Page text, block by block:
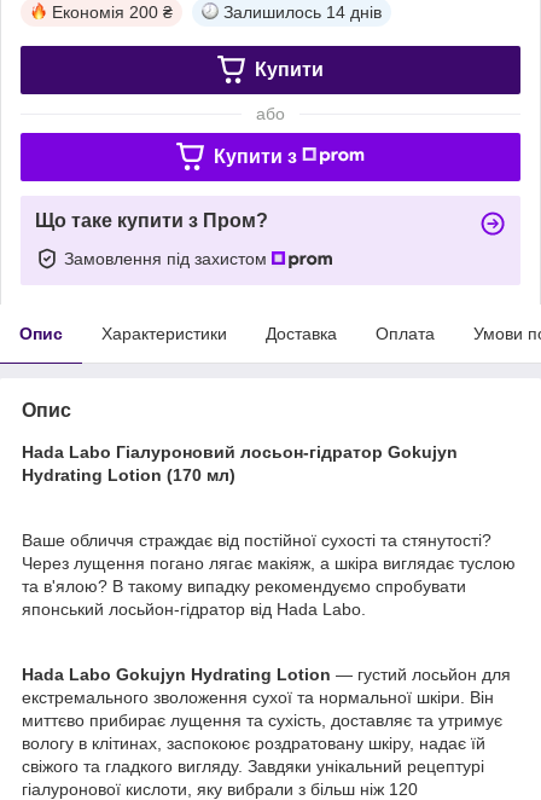
Економія 200 ₴ Залишилось 14 днів
Купити
або
Купити з
Що таке купити з Пром?
Замовлення під захистом
Опис Характеристики Доставка Оплата Умови
Опис
Hada Labo Гіалуроновий лосьон-гідратор Gokujyn
Hydrating Lotion (170 мл)
Ваше обличчя страждає від постійної сухості та стянутості?
Через лущення погано лягає макіяж, а шкіра виглядає туслою
та в'ялою? В такому випадку рекомендуємо спробувати
японський лосьйон-гідратор від Hada Labo.
Hada Labo Gokujyn Hydrating Lotion — густий лосьйон для
екстремального зволоження сухої та нормальної шкіри. Він
миттєво прибирає лущення та сухість, доставляє та утримує
вологу в клітинах, заспокоює роздратовану шкіру, надає їй
свіжого та гладкого вигляду. Завдяки унікальний рецептурі
гіалуронової кислоти, яку вибрали з більш ніж 120